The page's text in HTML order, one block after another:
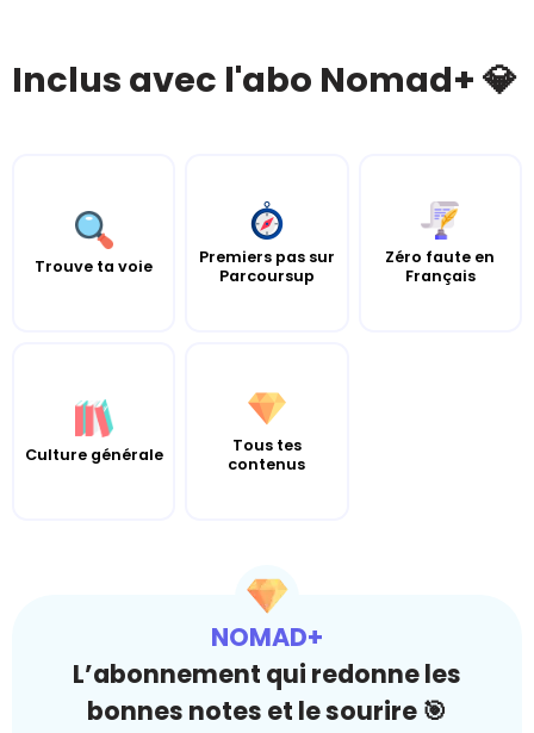
Inclus avec l'abo Nomad+ 💎
Trouve ta voie
Premiers pas sur
Parcoursup
Zéro faute en
Français
Culture générale
Tous tes
contenus
NOMAD+
L’abonnement qui redonne les
bonnes notes et le sourire 🎯